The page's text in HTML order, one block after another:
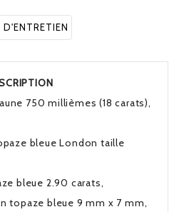
D'ENTRETIEN
750 millièmes (18 carats),
bleue London taille
bleue 2.90 carats,
topaze bleue 9 mm x 7 mm,